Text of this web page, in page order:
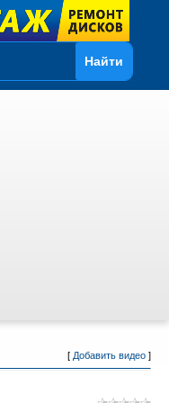
[ Добавить видео]